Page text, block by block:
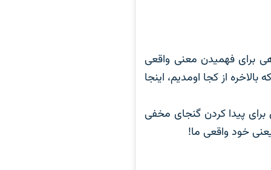
برای فهمیدن معنی واقعی
از کجا اومدیم، اینجا
پیدا کردن گنجای مخفی
خود واقعی ما!